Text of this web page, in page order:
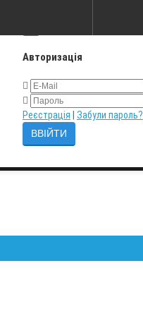
Авторизація
Реєстрація Забули пароль?